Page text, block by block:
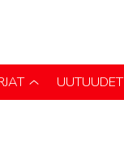
UUTUUDET